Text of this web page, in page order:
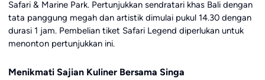
Safari & Marine Park. Pertunjukkan sendratari khas Bali dengan
tata panggung megah dan artistik dimulai pukul 14.30 dengan
durasi 1 jam. Pembelian tiket Safari Legend diperlukan untuk
menonton pertunjukkan ini.
Menikmati Sajian Kuliner Bersama Singa